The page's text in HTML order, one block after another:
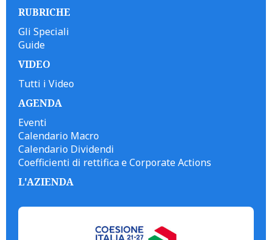
RUBRICHE
Gli Speciali
Guide
VIDEO
Tutti i Video
AGENDA
Eventi
Calendario Macro
Calendario Dividendi
Coefficienti di rettifica e Corporate Actions
L'AZIENDA